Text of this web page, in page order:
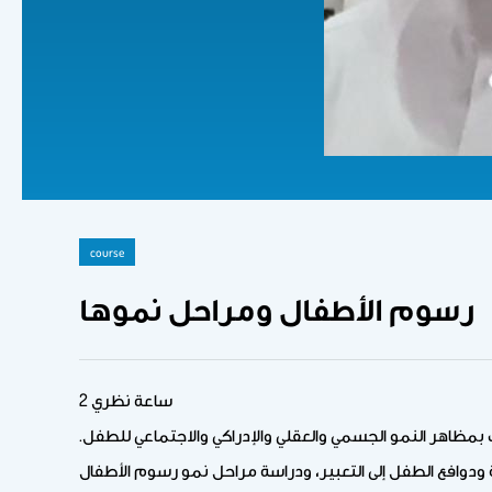
course
رسوم الأطفال ومراحل نموها
2 ساعة نظري
النمو الجسمي والعقلي والإدراكي والاجتماعي للطفل.
الطفل إلى التعبير، ودراسة مراحل نمو رسوم الأطفال